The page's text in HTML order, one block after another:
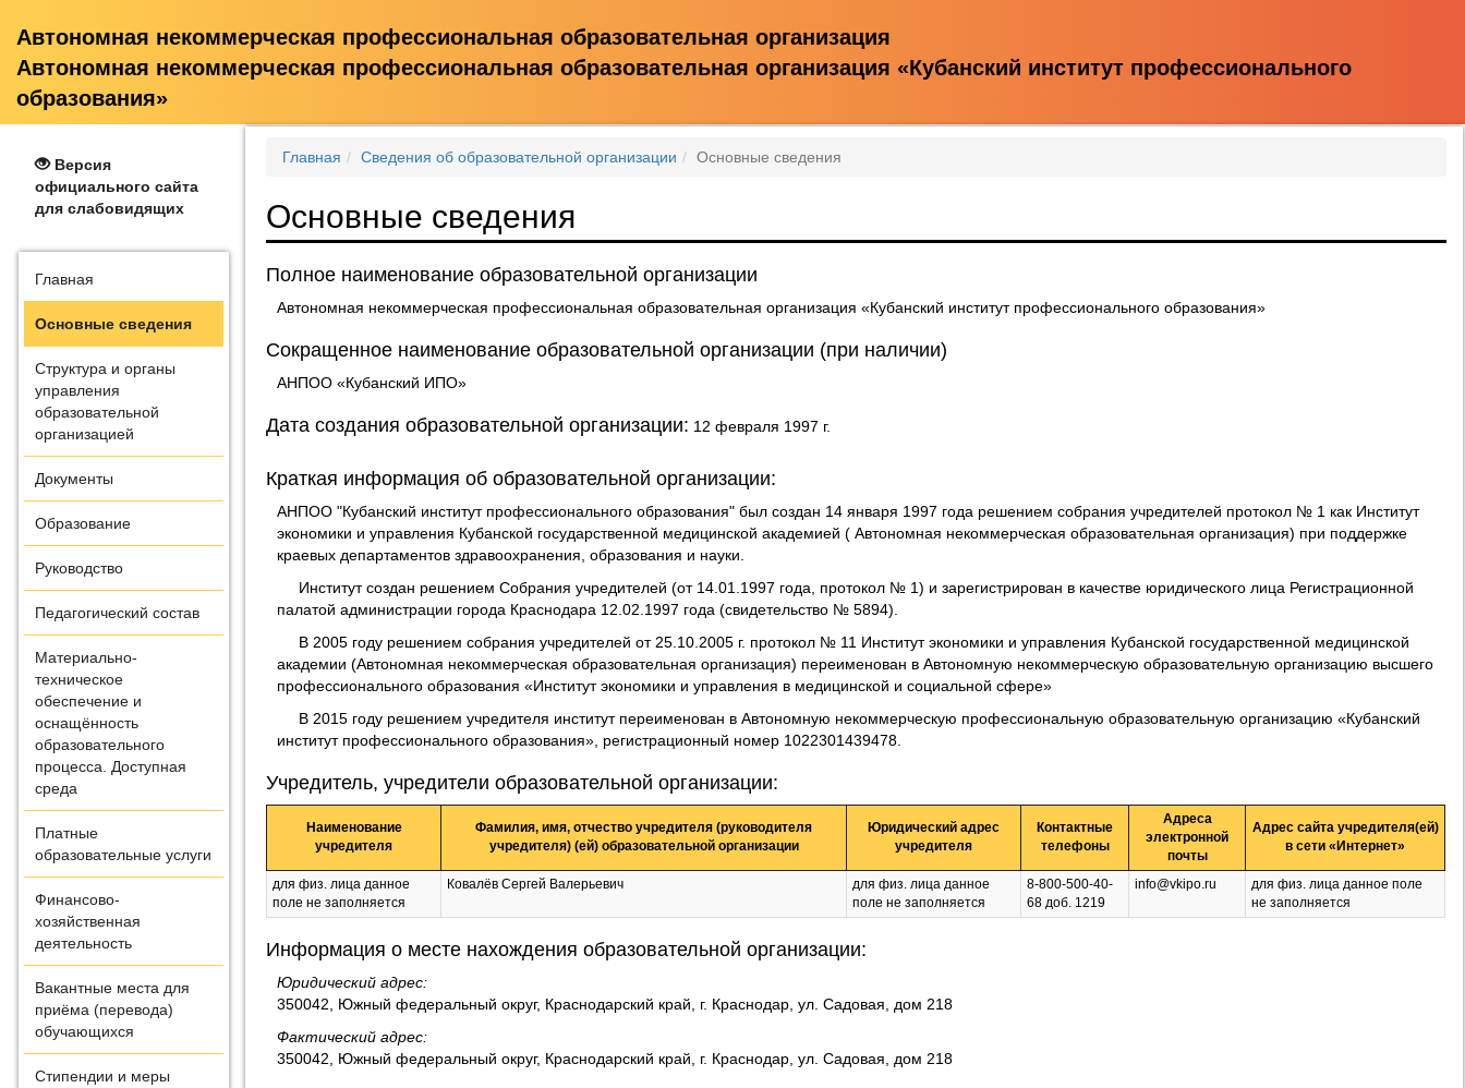
Автономная некоммерческая профессиональная образовательная организация
Автономная некоммерческая профессиональная образовательная организация «Кубанский институт профессионального
образования»
Версия
официального сайта
для слабовидящих
Главная
Основные сведения
Структура и органы
управления
образовательной
организацией
Документы
Образование
Руководство
Педагогический состав
Материально-
техническое
обеспечение и
оснащённость
образовательного
процесса. Доступная
среда
Платные
образовательные услуги
Финансово-
хозяйственная
деятельность
Вакантные места для
приёма (перевода)
обучающихся
Стипендии и меры
Главная Сведения об образовательной организации Основные сведения
Основные сведения
Полное наименование образовательной организации
Автономная некоммерческая профессиональная образовательная организация «Кубанский институт профессионального образования»
Сокращенное наименование образовательной организации (при наличии)
АНПОО «Кубанский ИПО»
Дата создания образовательной организации: 12 февраля 1997 г.
Краткая информация об образовательной организации:
АНПОО "Кубанский институт профессионального образования" был создан 14 января 1997 года решением собрания учредителей протокол № 1 как Институт
экономики и управления Кубанской государственной медицинской академией ( Автономная некоммерческая образовательная организация) при поддержке
краевых департаментов здравоохранения, образования и науки.
Институт создан решением Собрания учредителей (от 14.01.1997 года, протокол № 1) и зарегистрирован в качестве юридического лица Регистрационной
палатой администрации города Краснодара 12.02.1997 года (свидетельство № 5894).
В 2005 году решением собрания учредителей от 25.10.2005 г. протокол № 11 Институт экономики и управления Кубанской государственной медицинской
академии (Автономная некоммерческая образовательная организация) переименован в Автономную некоммерческую образовательную организацию высшего
профессионального образования «Институт экономики и управления в медицинской и социальной сфере»
В 2015 году решением учредителя институт переименован в Автономную некоммерческую профессиональную образовательную организацию «Кубанский
институт профессионального образования», регистрационный номер 1022301439478.
Учредитель, учредители образовательной организации:
Наименование
учредителя
Фамилия, имя, отчество учредителя (руководителя
учредителя) (ей) образовательной организации
Юридический адрес
учредителя
Контактные
телефоны
Адреса
электронной
почты
Адрес сайта учредителя(ей)
в сети «Интернет»
для физ. лица данное
поле не заполняется
Ковалёв Сергей Валерьевич
для физ. лица данное
поле не заполняется
8-800-500-40-
68 доб. 1219
info@vkipo.ru
для физ. лица данное поле
не заполняется
Информация о месте нахождения образовательной организации:
Юридический адрес:
350042, Южный федеральный округ, Краснодарский край, г. Краснодар, ул. Садовая, дом 218
Фактический адрес:
350042, Южный федеральный округ, Краснодарский край, г. Краснодар, ул. Садовая, дом 218